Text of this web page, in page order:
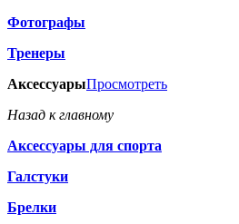
Фотографы
Тренеры
АксессуарыПросмотреть
Назад к главному
Аксессуары для спорта
Галстуки
Брелки